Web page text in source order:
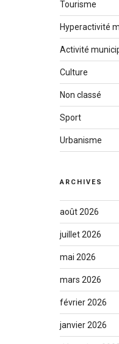
Tourisme
Hyperactivité
Activité
Culture
Non classé
Sport
Urbanisme
ARCHIVES
août 2026
juillet 2026
mai 2026
mars 2026
février 2026
janvier 2026